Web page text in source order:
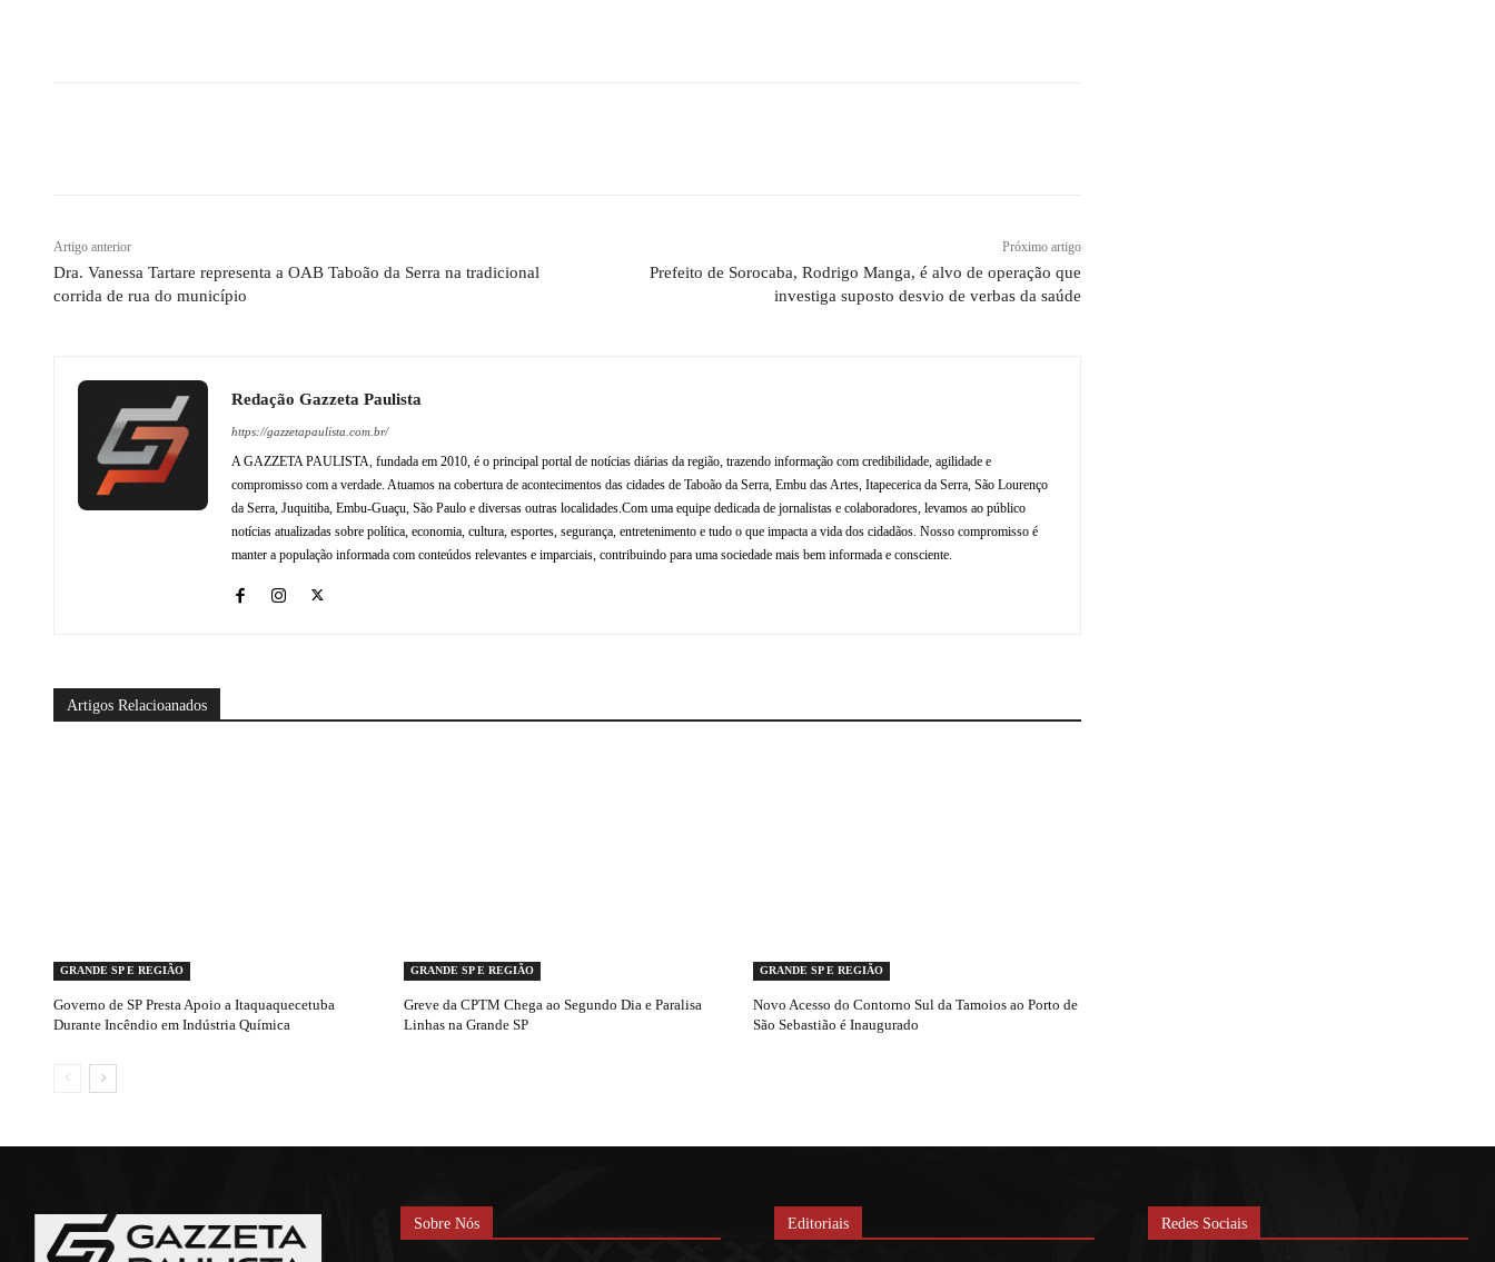
Artigo anterior
Dra. Vanessa Tartare representa a OAB Taboão da Serra na tradicional
corrida de rua do município
Próximo artigo
Prefeito de Sorocaba, Rodrigo Manga, é alvo de operação que
investiga suposto desvio de verbas da saúde
Redação Gazzeta Paulista
https://gazzetapaulista.com.br/
A GAZZETA PAULISTA, fundada em 2010, é o principal portal de notícias diárias da região, trazendo informação com credibilidade, agilidade e
compromisso com a verdade. Atuamos na cobertura de acontecimentos das cidades de Taboão da Serra, Embu das Artes, Itapecerica da Serra, São Lourenço
da Serra, Juquitiba, Embu-Guaçu, São Paulo e diversas outras localidades.Com uma equipe dedicada de jornalistas e colaboradores, levamos ao público
notícias atualizadas sobre política, economia, cultura, esportes, segurança, entretenimento e tudo o que impacta a vida dos cidadãos. Nosso compromisso é
manter a população informada com conteúdos relevantes e imparciais, contribuindo para uma sociedade mais bem informada e consciente.
Artigos Relacioanados
GRANDE SP E REGIÃO
Governo de SP Presta Apoio a Itaquaquecetuba
Durante Incêndio em Indústria Química
GRANDE SP E REGIÃO
Greve da CPTM Chega ao Segundo Dia e Paralisa
Linhas na Grande SP
GRANDE SP E REGIÃO
Novo Acesso do Contorno Sul da Tamoios ao Porto de
São Sebastião é Inaugurado
Sobre Nós Editoriais Redes Sociais